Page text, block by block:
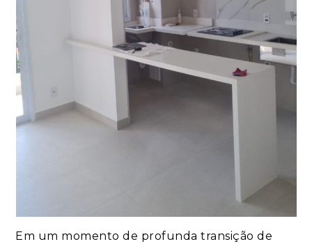
Em um momento de profunda transição de